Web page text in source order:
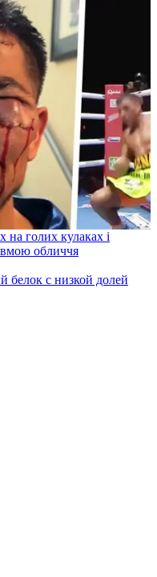
на голих кулаках і
обличчя
белок с низкой долей